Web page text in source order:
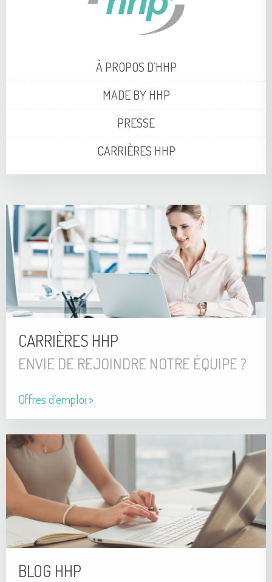
À PROPOS D’HHP
MADE BY HHP
PRESSE
CARRIÈRES HHP
CARRIÈRES HHP
ENVIE DE REJOINDRE NOTRE ÉQUIPE ?
Offres d’emploi >
BLOG HHP